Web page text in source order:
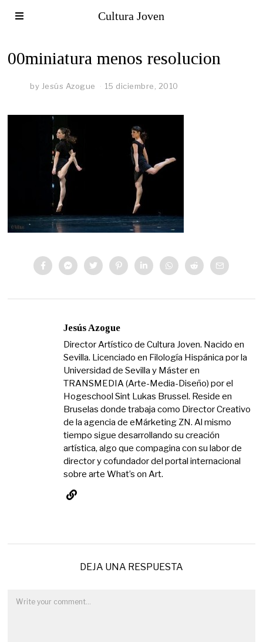
Cultura Joven
00miniatura menos resolucion
by Jesús Azogue 15 diciembre, 2010
Jesús Azogue
Director Artístico de Cultura Joven. Nacido en
Sevilla. Licenciado en Filología Hispánica por la
Universidad de Sevilla y Máster en
TRANSMEDIA (Arte-Media-Diseño) por el
Hogeschool Sint Lukas Brussel. Reside en
Bruselas donde trabaja como Director Creativo
de la agencia de eMárketing ZN. Al mismo
tiempo sigue desarrollando su creación
artística, algo que compagina con su labor de
director y cofundador del portal internacional
sobre arte What’s on Art.
DEJA UNA RESPUESTA